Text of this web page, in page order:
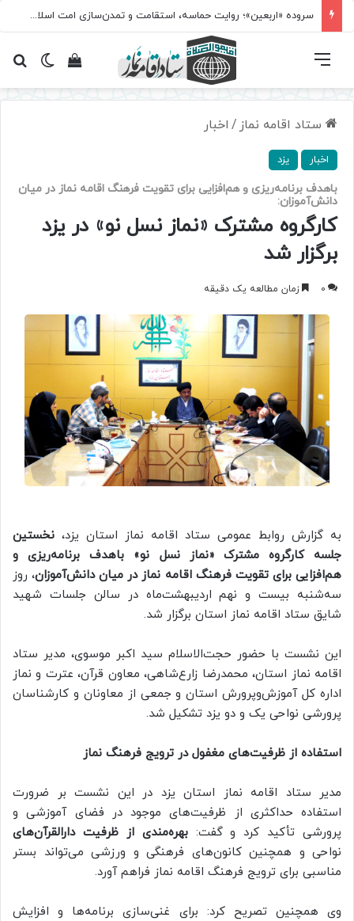
سروده‌ «اربعین»؛ روایت حماسه، استقامت و تمدن‌سازی امت اسلامی
تغییرمشاهده فهرست
ستاد اقامه نماز / اخبار
اخبار یزد
باهدف برنامه‌ریزی و هم‌افزایی برای تقویت فرهنگ اقامه نماز در میان
دانش‌آموزان:
کارگروه مشترک «نماز نسل نو» در یزد
برگزار شد
0 زمان مطالعه یک دقیقه
به گزارش روابط عمومی ستاد اقامه نماز استان یزد، نخستین
جلسه کارگروه مشترک «نماز نسل نو» باهدف برنامه‌ریزی و
هم‌افزایی برای تقویت فرهنگ اقامه نماز در میان دانش‌آموزان، روز
سه‌شنبه بیست و نهم اردیبهشت‌ماه در سالن جلسات شهید
شایق ستاد اقامه نماز استان برگزار شد.
این نشست با حضور حجت‌الاسلام سید اکبر موسوی، مدیر ستاد
اقامه نماز استان، محمدرضا زارع‌شاهی، معاون قرآن، عترت و نماز
اداره کل آموزش‌وپرورش استان و جمعی از معاونان و کارشناسان
پرورشی نواحی یک و دو یزد تشکیل شد.
استفاده از ظرفیت‌های مغفول در ترویج فرهنگ نماز
مدیر ستاد اقامه نماز استان یزد در این نشست بر ضرورت
استفاده حداکثری از ظرفیت‌های موجود در فضای آموزشی و
پرورشی تأکید کرد و گفت:بهره‌مندی از ظرفیت دارالقرآن‌های
نواحی و همچنین کانون‌های فرهنگی و ورزشی می‌تواند بستر
مناسبی برای ترویج فرهنگ اقامه نماز فراهم آورد.
وی همچنین تصریح کرد: برای غنی‌سازی برنامه‌ها و افزایش